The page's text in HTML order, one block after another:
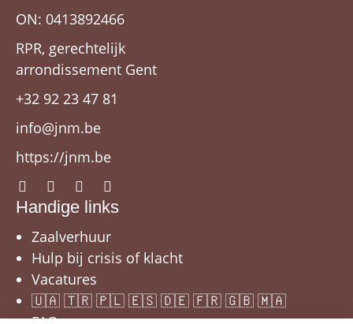
ON: 0413892466
RPR, gerechtelijk
arrondissement Gent
+32 92 23 47 81
info@jnm.be
https://jnm.be
Handige links
Zaalverhuur
Hulp bij crisis of klacht
Vacatures
🇺🇦 🇹🇷 🇵🇱 🇪🇸 🇩🇪 🇫🇷 🇬🇧 🇲🇦